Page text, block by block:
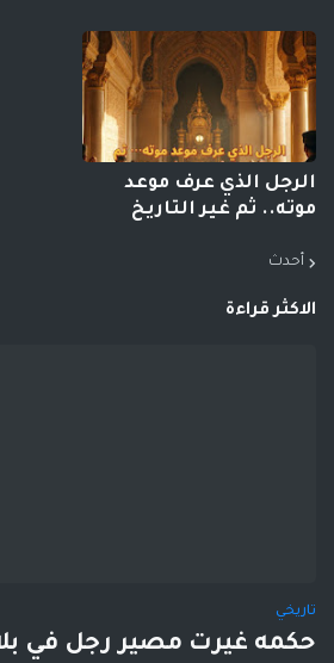
الرجل الذي عرف موعد
موته.. ثم غير التاريخ
أحدث
الاكثر قراءة
تاريخي
حكمه غيرت مصير رجل في